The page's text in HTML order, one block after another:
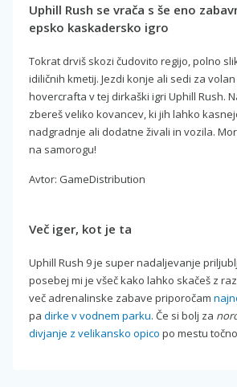
Uphill Rush se vrača s še eno
epsko kaskadersko igro
Tokrat drviš skozi čudovito regijo, polno
idiličnih kmetij. Jezdi konje ali sedi za
hovercrafta v tej dirkaški igri Uphill Rush.
zbereš veliko kovancev, ki jih lahko
nadgradnje ali dodatne živali in vozila.
na samorogu!
Avtor: GameDistribution
Več iger, kot je ta
Uphill Rush 9 je super nadaljevanje
posebej mi je všeč kako lahko skačeš z
več adrenalinske zabave priporočam
pa dirke v vodnem parku. Če si bolj za
divjanje z velikansko opico po mestu